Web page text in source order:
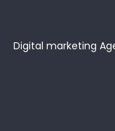
Digital marketing